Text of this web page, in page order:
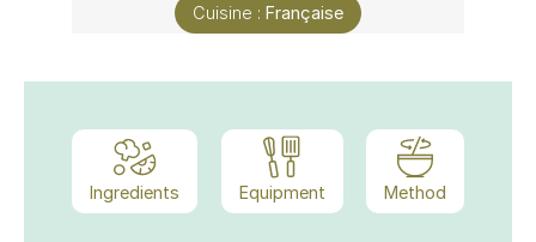
Cuisine : Française
Ingredients Equipment Method